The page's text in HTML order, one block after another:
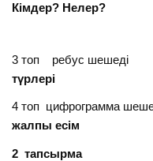
Кімдер? Нелер?
3 топ ребус
түрлері
4 топ
жалпы есім
2 тапсырма